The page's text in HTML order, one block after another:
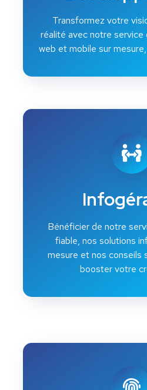
Transformez votre
réalité avec notre
web et mobile sur
Bénéficier de notre
fiable, nos solutions
mesure et nos conseils
booster votre